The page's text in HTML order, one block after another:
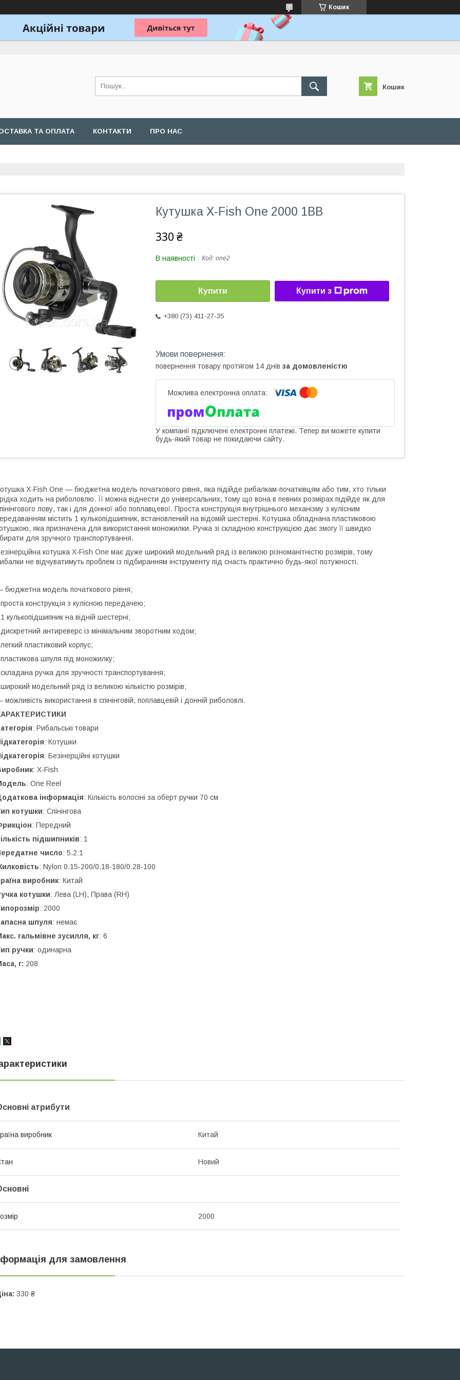
Кошик
Кошик
ТА ОПЛАТА КОНТАКТИ ПРО НАС
Кутушка X-Fish One 2000 1BB
330 ₴
В наявності Код: one2
Купити Купити з
+380 (73) 411-27-35
повернення товару протягом 14 днів за домовленістю
У компанії підключені електронні платежі. Тепер ви можете купити
будь-який товар не покидаючи сайту.
X-Fish One — бюджетна модель початкового рівня, яка підійде рибалкам-початківцям або тим, хто тільки
ходить на риболовлю. Її можна віднести до універсальних, тому що вона в певних розмірах підійде як для
лову, так і для донної або поплавцевої. Проста конструкція внутрішнього механізму з кулісним
містить 1 кулькопідшипник, встановлений на відомій шестерні. Котушка обладнана пластиковою
яка призначена для використання моножилки. Ручка зі складною конструкцією дає змогу її швидко
для зручного транспортування.
котушка X-Fish One має дуже широкий модельний ряд із великою різноманітністю розмірів, тому
не відчуватимуть проблем із підбиранням інструменту під снасть практично будь-якої потужності.
бюджетна модель початкового рівня;
конструкція з кулісною передачею;
кулькопідшипник на відній шестерні;
антиреверс із мінімальним зворотним ходом;
пластиковий корпус;
шпуля під моножилку;
ручка для зручності транспортування;
модельний ряд із великою кількістю розмірів;
можливість використання в спінінговій, поплавцевій і донній риболовлі.
: Рибальські товари
: Котушки
: Безінерційні котушки
: X-Fish
: One Reel
інформація: Кількість волосіні за оберт ручки 70 см
котушки: Спінінгова
: Передний
підшипників: 1
число: 5.2:1
: Nylon 0.15-200/0.18-180/0.28-100
виробник: Китай
котушки: Лева (LH), Права (RH)
: 2000
шпуля: немає
гальмівне зусилля, кг: 6
ручки: одинарна
г: 208
атрибути
виробник Китай
Новий
2000
для замовлення
330 ₴